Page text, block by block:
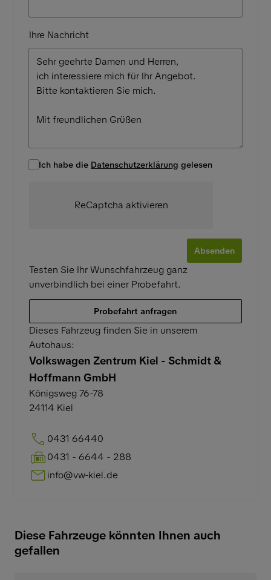
Ihre Nachricht
Ich habe die Datenschutzerklärung gelesen
ReCaptcha aktivieren
Absenden
Testen Sie Ihr Wunschfahrzeug ganz
unverbindlich bei einer Probefahrt.
Probefahrt anfragen
Dieses Fahrzeug finden Sie in unserem
Autohaus:
Volkswagen Zentrum Kiel - Schmidt &
Hoffmann GmbH
Königsweg 76-78
24114 Kiel
0431 66440
0431 - 6644 - 288
info@vw-kiel.de
Diese Fahrzeuge könnten Ihnen auch
gefallen